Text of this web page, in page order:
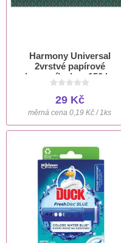
Harmony Universal
2vrstvé papírové
kapesníky box 150 ks
29 Kč
měrná cena 0,19 Kč / 1ks